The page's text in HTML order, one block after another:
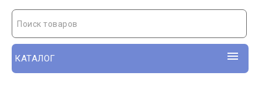
Поиск товаров
КАТАЛОГ